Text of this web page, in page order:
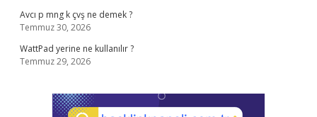
Avcı p mng k çvş ne demek ?
Temmuz 30, 2026
WattPad yerine ne kullanılır ?
Temmuz 29, 2026